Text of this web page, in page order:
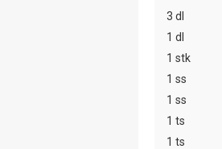
3 dl
1 dl
1 stk
1 ss
1 ss
1 ts
1 ts